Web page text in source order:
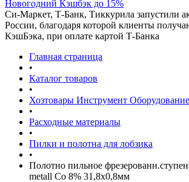
Новогодний Кэшбэк до 15%
Си-Маркет, Т-Банк, Тиккурила запустили
России, благодаря которой клиенты
КэшБэка, при оплате картой Т-Банка
Главная страница
•
Каталог товаров
•
Хозтовары Инструмент Оборудование
•
Расходные материалы
•
Пилки и полотна для лобзика
•
Полотно пильное
metall Co 8% 31,8х0,8мм